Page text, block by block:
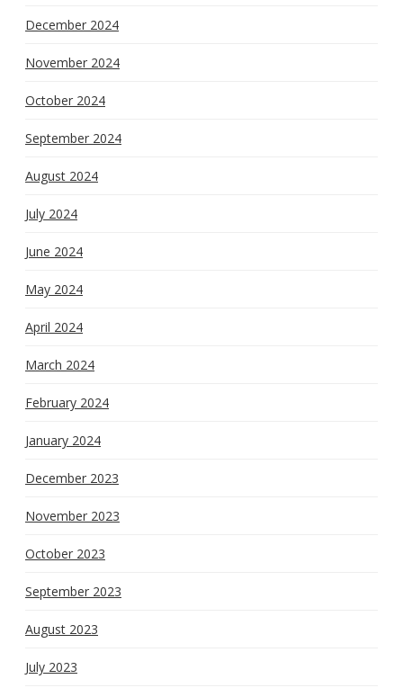
December 2024
November 2024
October 2024
September 2024
August 2024
July 2024
June 2024
May 2024
April 2024
March 2024
February 2024
January 2024
December 2023
November 2023
October 2023
September 2023
August 2023
July 2023